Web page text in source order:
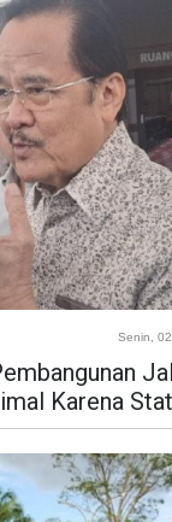
Senin,
Karena